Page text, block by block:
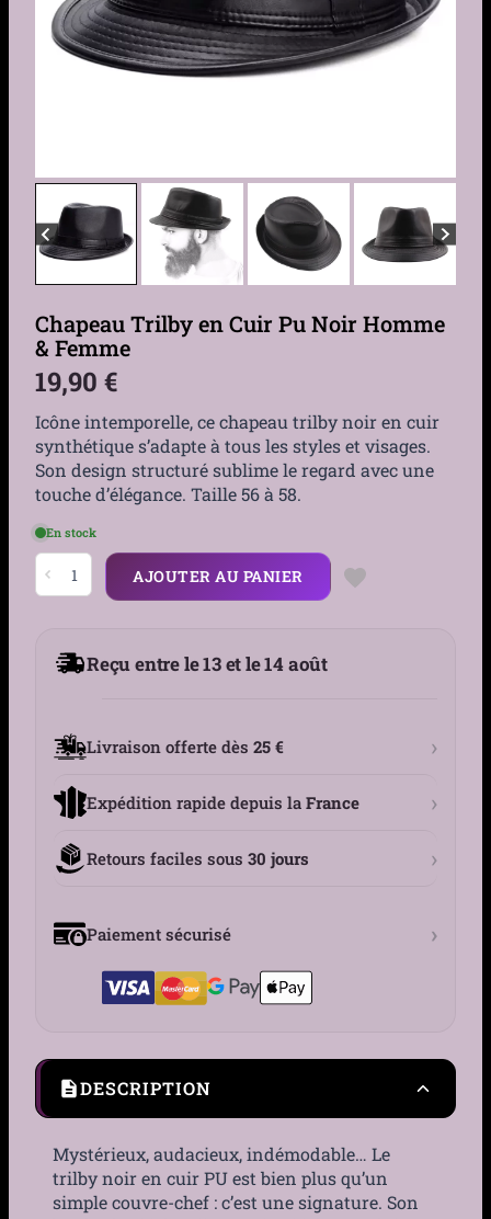
Chapeau Trilby en Cuir Pu Noir Homme
& Femme
19,90 €
Icône intemporelle, ce chapeau trilby noir en cuir
synthétique s’adapte à tous les styles et visages.
Son design structuré sublime le regard avec une
touche d’élégance. Taille 56 à 58.
En stock
quantité
de
Chapeau
Femme
AJOUTER AU PANIER
Reçu entre le 13 et le 14 août
Livraison offerte dès 25 € ›
Expédition rapide depuis la France ›
Retours faciles sous 30 jours ›
Paiement sécurisé ›
DESCRIPTION
Mystérieux, audacieux, indémodable… Le
trilby noir en cuir PU est bien plus qu’un
simple couvre-chef : c’est une signature. Son